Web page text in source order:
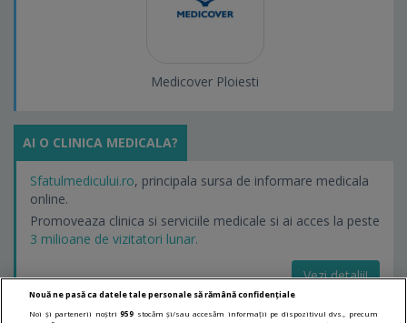
Medicover Ploiesti
AI O CLINICA MEDICALA?
Sfatulmedicului.ro, principala sursa de informare medicala
online.
Promoveaza clinica si serviciile medicale si ai acces la peste
3 milioane de vizitatori lunar.
Vezi detalii!
Nouă ne pasă ca datele tale personale să rămână confidențiale
Noi și partenerii noștri959 stocăm și/sau accesăm informații pe dispozitivul dvs., precum